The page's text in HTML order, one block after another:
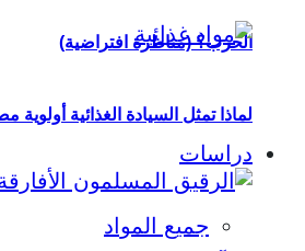
الحرب؟ (مناظرة افتراضية)
دراسات
جميع المواد
لماذا تمثل السيادة الغذائية أولوية